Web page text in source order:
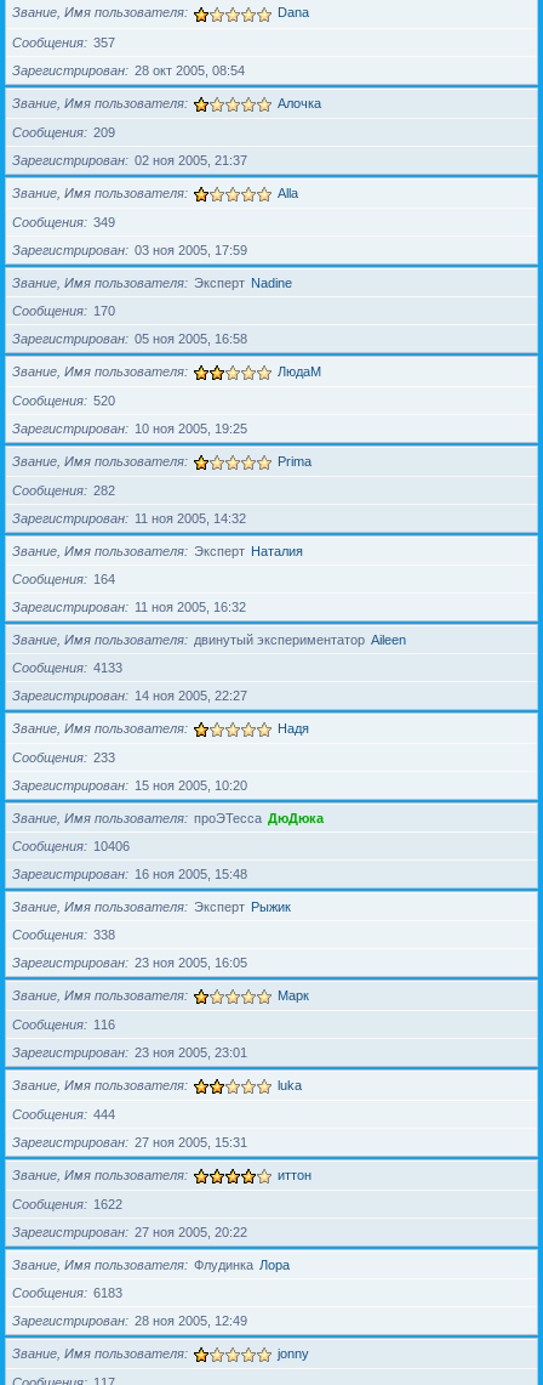
Звание, Имя пользователя Dana
Сообщения
357
Зарегистрирован
28 окт 2005, 08:54
Звание, Имя пользователя Алочка
Сообщения
209
Зарегистрирован
02 ноя 2005, 21:37
Звание, Имя пользователя Alla
Сообщения
349
Зарегистрирован
03 ноя 2005, 17:59
Звание, Имя пользователя Эксперт Nadine
Сообщения
170
Зарегистрирован
05 ноя 2005, 16:58
Звание, Имя пользователя ЛюдаМ
Сообщения
520
Зарегистрирован
10 ноя 2005, 19:25
Звание, Имя пользователя Prima
Сообщения
282
Зарегистрирован
11 ноя 2005, 14:32
Звание, Имя пользователя Эксперт Наталия
Сообщения
164
Зарегистрирован
11 ноя 2005, 16:32
Звание, Имя пользователя двинутый экспериментатор Aileen
Сообщения
4133
Зарегистрирован
14 ноя 2005, 22:27
Звание, Имя пользователя Надя
Сообщения
233
Зарегистрирован
15 ноя 2005, 10:20
Звание, Имя пользователя проЭТесса ДюДюка
Сообщения
10406
Зарегистрирован
16 ноя 2005, 15:48
Звание, Имя пользователя Эксперт Рыжик
Сообщения
338
Зарегистрирован
23 ноя 2005, 16:05
Звание, Имя пользователя Марк
Сообщения
116
Зарегистрирован
23 ноя 2005, 23:01
Звание, Имя пользователя luka
Сообщения
444
Зарегистрирован
27 ноя 2005, 15:31
Звание, Имя пользователя иттон
Сообщения
1622
Зарегистрирован
27 ноя 2005, 20:22
Звание, Имя пользователя Флудинка Лора
Сообщения
6183
Зарегистрирован
28 ноя 2005, 12:49
Звание, Имя пользователя jonny